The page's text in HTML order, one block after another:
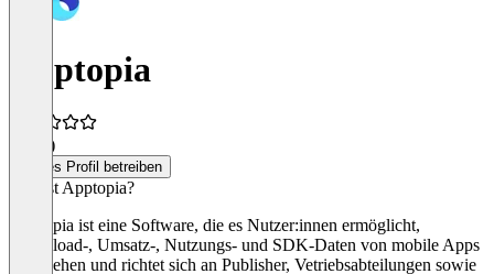
Apptopia
(1)
Dieses Profil betreiben
Was ist Apptopia?
Apptopia ist eine Software, die es Nutzer:innen ermöglicht,
Download-, Umsatz-, Nutzungs- und SDK-Daten von mobile Apps
einzusehen und richtet sich an Publisher, Vetriebsabteilungen sowie